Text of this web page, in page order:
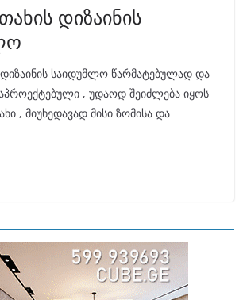
დიზაინის
საიდუმლო წარმატებულად და
, უდაოდ შეიძლება იყოს
, მიუხედავად მისი ზომისა და